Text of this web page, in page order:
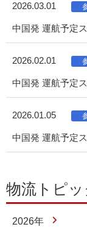
2026.03.01
中国発 運航予定
2026.02.01
中国発 運航予定
2026.01.05
中国発 運航予定
物流トピ
2026年